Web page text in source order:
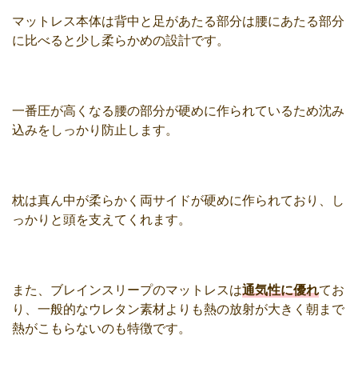
マットレス本体は背中と足があたる部分は腰にあたる部分
に比べると少し柔らかめの設計です。
一番圧が高くなる腰の部分が硬めに作られているため沈み
込みをしっかり防止します。
枕は真ん中が柔らかく両サイドが硬めに作られており、し
っかりと頭を支えてくれます。
また、ブレインスリープのマットレスは通気性に優れてお
り、一般的なウレタン素材よりも熱の放射が大きく朝まで
熱がこもらないのも特徴です。